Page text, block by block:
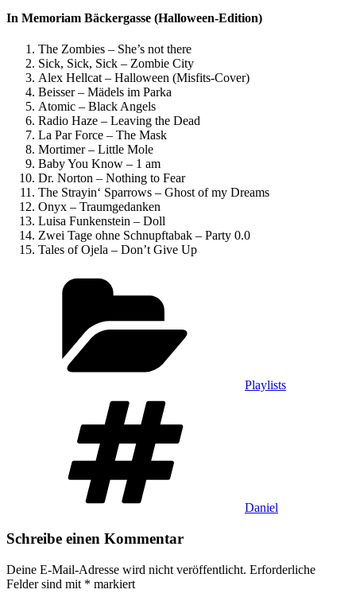
In Memoriam Bäckergasse (Halloween-Edition)
The Zombies – She’s not there
Sick, Sick, Sick – Zombie City
Alex Hellcat – Halloween (Misfits-Cover)
Beisser – Mädels im Parka
Atomic – Black Angels
Radio Haze – Leaving the Dead
La Par Force – The Mask
Mortimer – Little Mole
Baby You Know – 1 am
Dr. Norton – Nothing to Fear
The Strayin‘ Sparrows – Ghost of my Dreams
Onyx – Traumgedanken
Luisa Funkenstein – Doll
Zwei Tage ohne Schnupftabak – Party 0.0
Tales of Ojela – Don’t Give Up
Playlists
Daniel
Schreibe einen Kommentar
Deine E-Mail-Adresse wird nicht veröffentlicht. Erforderliche
Felder sind mit * markiert